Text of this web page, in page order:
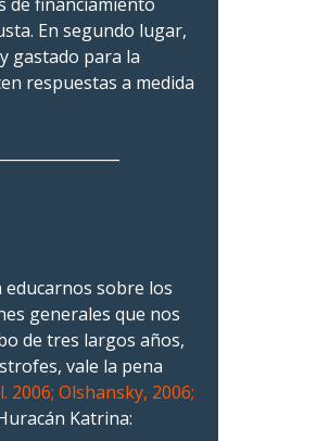
En segundo lugar,
gastado para la
respuestas a medida
educarnos sobre los
generales que nos
de tres largos años,
vale la pena
2006; Olshansky, 2006;
Katrina: